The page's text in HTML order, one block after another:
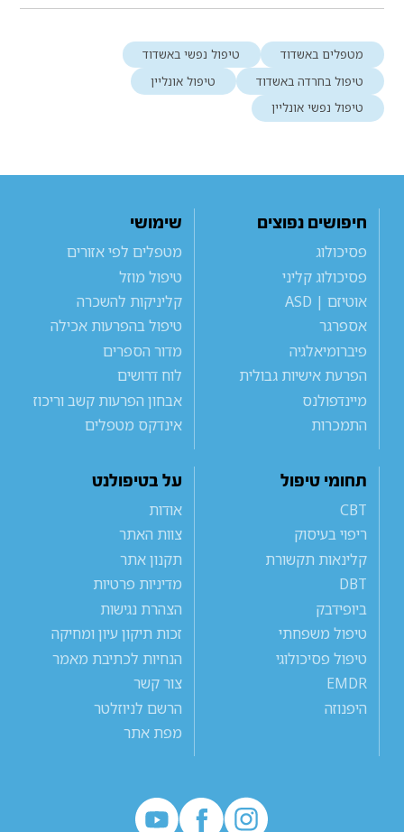
מטפלים באשדוד
טיפול נפשי באשדוד
טיפול בחרדה באשדוד
טיפול אונליין
טיפול נפשי אונליין
חיפושים נפוצים
פסיכולוג
פסיכולוג קליני
אוטיזם | ASD
אספרגר
פיברומיאלגיה
הפרעת אישיות גבולית
מיינדפולנס
התמכרות
שימושי
מטפלים לפי אזורים
טיפול מוזל
קליניקות להשכרה
טיפול בהפרעות אכילה
מדור הספרים
לוח דרושים
אבחון הפרעות קשב וריכוז
אינדקס מטפלים
תחומי טיפול
CBT
ריפוי בעיסוק
קלינאות תקשורת
DBT
ביופידבק
טיפול משפחתי
טיפול פסיכולוגי
EMDR
היפנוזה
על בטיפולנט
אודות
צוות האתר
תקנון אתר
מדיניות פרטיות
הצהרת נגישות
זכות תיקון עיון ומחיקה
הנחיות לכתיבת מאמר
צור קשר
הרשם לניוזלטר
מפת אתר